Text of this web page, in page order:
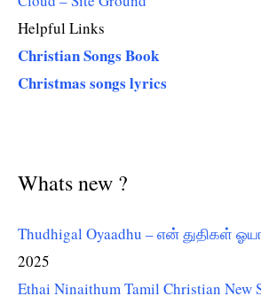
Helpful Links
Christian Songs Book
Christmas songs lyrics
Whats new ?
Thudhigal Oyaadhu – என் துதிகள்
2025
Ethai Ninaithum Tamil Christian New